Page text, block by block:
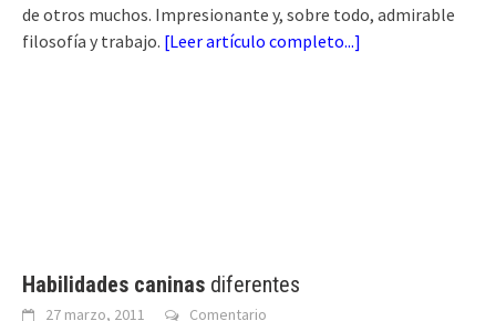
de otros muchos. Impresionante y, sobre todo, admirable
filosofía y trabajo. [Leer artículo completo...]
Habilidades caninas diferentes
27 marzo, 2011 Comentario